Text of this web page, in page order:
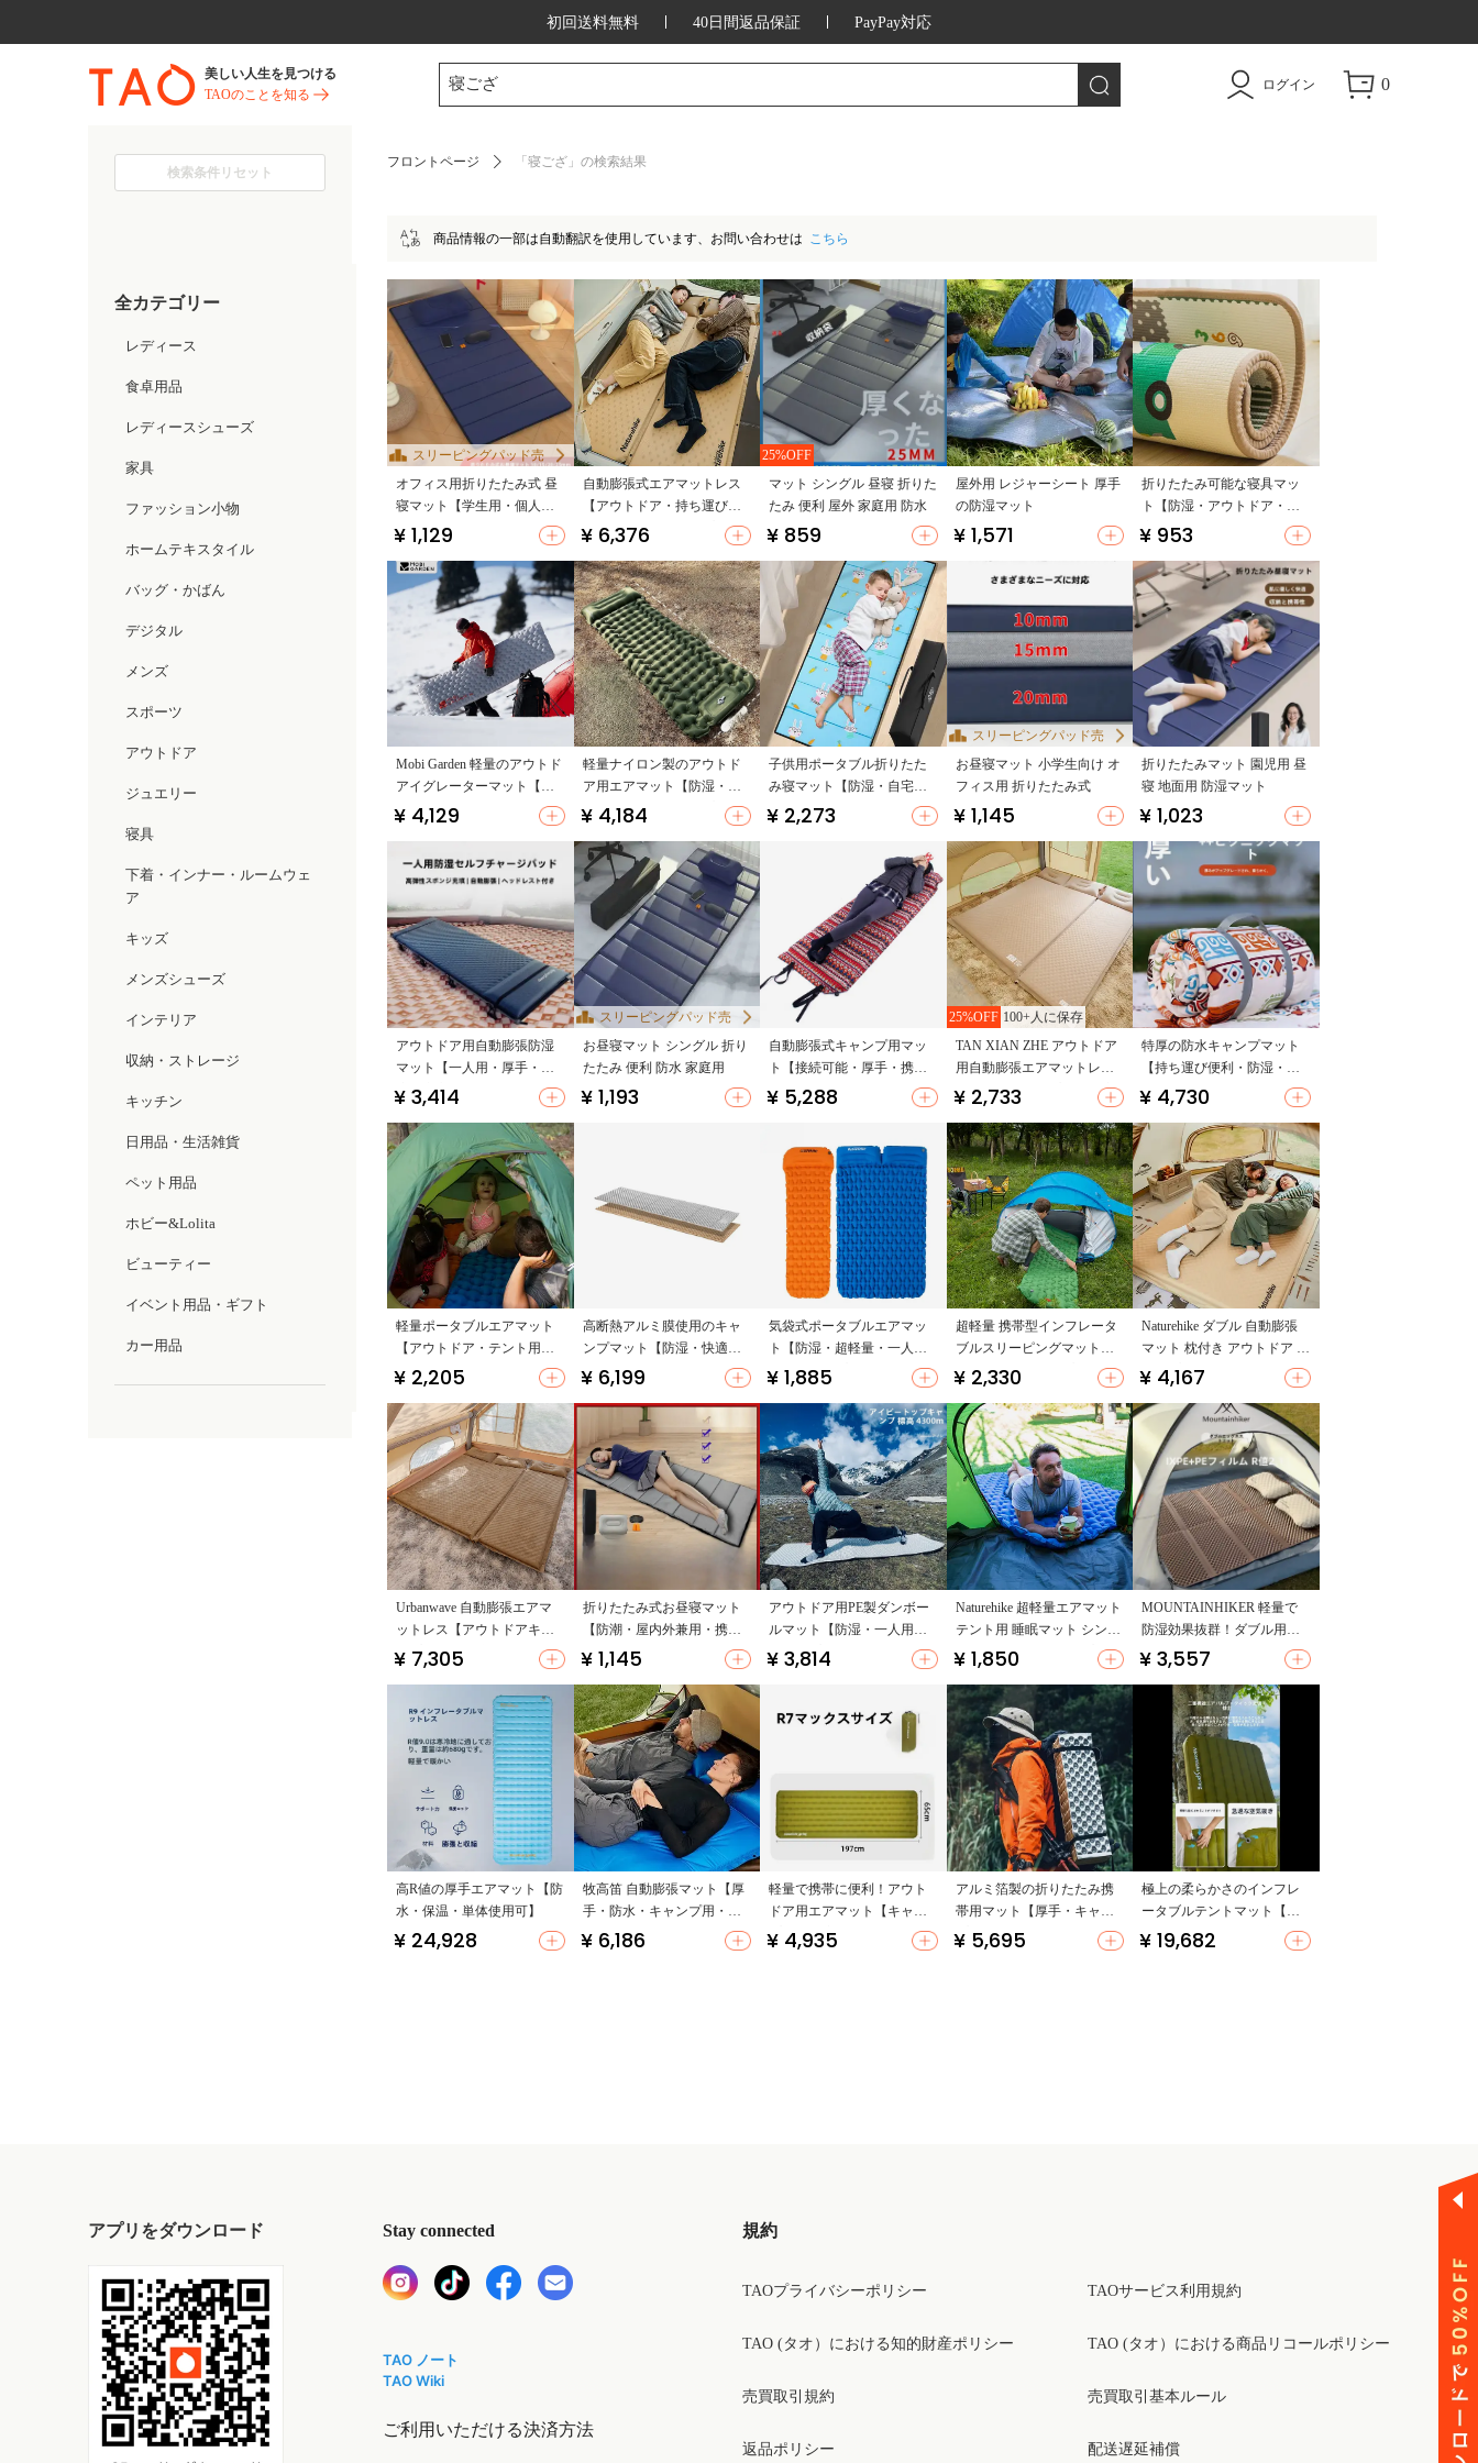
今だけ! 最大65％OFF! |ファッション、家庭用品、キッチン用品、アウトドア用品|TAO
初回送料無料 40日間返品保証 PayPay対応
美しい人生を見つける
TAOのことを知る
寝ござ ログイン 0
検索条件リセット
全カテゴリー
レディース
食卓用品
レディースシューズ
家具
ファッション小物
ホームテキスタイル
バッグ・かばん
デジタル
メンズ
スポーツ
アウトドア
ジュエリー
寝具
下着・インナー・ルームウェ
ア
キッズ
メンズシューズ
インテリア
収納・ストレージ
キッチン
日用品・生活雑貨
ペット用品
ホビー&Lolita
ビューティー
イベント用品・ギフト
カー用品
フロントページ 「寝ござ」の検索結果
商品情報の一部は自動翻訳を使用しています、お問い合わせは こちら
スリーピングパッド売
上NO.1
オフィス用折りたたみ式 昼
寝マット【学生用・個人使
用・携帯便利】
¥ 1,129
自動膨張式エアマットレス
【アウトドア・持ち運びに
便利・防湿・キャンプ用・
折りたたみ式】
¥ 6,376
25%OFF
スリーピングパッド売
上NO.3
マット シングル 昼寝 折りた
たみ 便利 屋外 家庭用 防水
¥ 859
屋外用 レジャーシート 厚手
の防湿マット
¥ 1,571
折りたたみ可能な寝具マッ
ト【防湿・アウトドア・家
庭用】
¥ 953
Mobi Garden 軽量のアウトド
アイグレーターマット【防
水性・携帯便利・エアマッ
¥ 4,129
軽量ナイロン製のアウトド
ア用エアマット【防湿・持
ち運び便利・キャンプ・ハ
¥ 4,184
子供用ポータブル折りたた
み寝マット【防湿・自宅
用】
¥ 2,273
スリーピングパッド売
上NO.2
お昼寝マット 小学生向け オ
フィス用 折りたたみ式
¥ 1,145
折りたたみマット 園児用 昼
寝 地面用 防湿マット
¥ 1,023
アウトドア用自動膨張防湿
マット【一人用・厚手・快
適な寝心地】
¥ 3,414
スリーピングパッド売
上NO.4
お昼寝マット シングル 折り
たたみ 便利 防水 家庭用
¥ 1,193
自動膨張式キャンプ用マッ
ト【接続可能・厚手・携帯
式・防湿】
¥ 5,288
25%OFF 100+人に保存
TAN XIAN ZHE アウトドア
用自動膨張エアマットレス
【防水・キャンプ用・快適
睡眠サポート】
¥ 2,733
特厚の防水キャンプマット
【持ち運び便利・防湿・屋
外用】
¥ 4,730
軽量ポータブルエアマット
【アウトドア・テント用・
折りたたみ・単体用・防
¥ 2,205
高断熱アルミ膜使用のキャ
ンプマット【防湿・快適な
睡眠のために】
¥ 6,199
気袋式ポータブルエアマッ
ト【防湿・超軽量・一人
用・キャンプ・厚手】
¥ 1,885
超軽量 携帯型インフレータ
ブルスリーピングマット
【ソロ用・キャンプ・アウ
¥ 2,330
Naturehike ダブル 自動膨張
マット 枕付き アウトドア キ
ャンプ スリーピングマット
¥ 4,167
Urbanwave 自動膨張エアマ
ットレス【アウトドアキャ
ンプ・防湿・携帯型】
¥ 7,305
折りたたみ式お昼寝マット
【防潮・屋内外兼用・携帯
用・シングルサイズ】
¥ 1,145
アウトドア用PE製ダンボー
ルマット【防湿・一人用・
キャンプやピクニックに最
¥ 3,814
Naturehike 超軽量エアマット
テント用 睡眠マット シング
ル ポータブル キャンプ 厚手
¥ 1,850
MOUNTAINHIKER 軽量で
防湿効果抜群！ダブル用エ
ッグネストマット【アウト
¥ 3,557
高R値の厚手エアマット【防
水・保温・単体使用可】
¥ 24,928
牧高笛 自動膨張マット【厚
手・防水・キャンプ用・折
りたたみ式】
¥ 6,186
軽量で携帯に便利！アウト
ドア用エアマット【キャン
プ用・快適睡眠サポート】
¥ 4,935
アルミ箔製の折りたたみ携
帯用マット【厚手・キャン
プ・テント用・防湿】
¥ 5,695
極上の柔らかさのインフレ
ータブルテントマット【防
湿・アウトドア用・携帯便
¥ 19,682
アプリをダウンロード Stay connected
TAO ノート
TAO Wiki
ご利用いただける決済方法
規約
TAOプライバシーポリシー
TAO (タオ）における知的財産ポリシー
売買取引規約
返品ポリシー
TAOサービス利用規約
TAO (タオ）における商品リコールポリシー
売買取引基本ルール
配送遅延補償